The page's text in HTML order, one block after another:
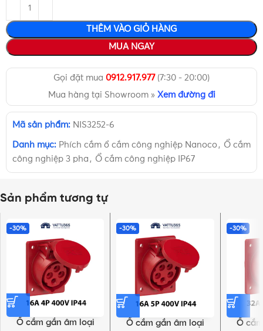
THÊM VÀO GIỎ HÀNG
MUA NGAY
Gọi đặt mua 0912.917.977(7:30 - 20:00)
Mua hàng tại Showroom » Xem đường đi
Mã sản phẩm: NIS3252-6
Danh mục: Phích cắm ổ cắm công nghiệp Nanoco, Ổ cắm
công nghiệp 3 pha , Ổ cắm công nghiệp IP67
Sản phẩm tương tự
-30%
Ổ cắm gắn âm loại
-30%
Ổ cắm gắn âm loại
-30%
Ổ